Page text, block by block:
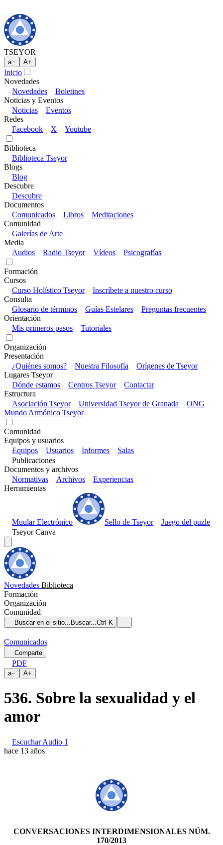
TSEYOR
a− A+
Inicio
Novedades
Novedades
Boletines
Noticias y Eventos
Noticias
Eventos
Redes
Facebook
X Youtube
Biblioteca
Biblioteca Tseyor
Blogs
Blog
Descubre
Descubre
Documentos
Comunicados
Libros
Meditaciones
Comunidad
Galerías de Arte
Media
Audios
Radio Tseyor Vídeos Psicografías
Formación
Cursos
Curso Holístico Tseyor
Inscríbete a nuestro curso
Consulta
Glosario de términos
Guías Estelares
Preguntas frecuentes
Orientación
Mis primeros pasos
Tutoriales
Organización
Presentación
¿Quiénes somos?
Nuestra Filosofía
Orígenes de Tseyor
Lugares Tseyor
Dónde estamos
Centros Tseyor
Contactar
Estructura
Asociación Tseyor
Universidad Tseyor de Granada
ONG
Mundo Armónico Tseyor
Comunidad
Equipos y usuarios
Equipos
Usuarios Informes
Salas
Publicaciones
Documentos y archivos
Normativas
Archivos
Experiencias
Herramientas
Muular Electrónico Sello de Tseyor
Juego del puzle
Tseyor Canva
Novedades Biblioteca
Formación
Organización
Comunidad
Buscar en el sitio... Buscar...Ctrl K
Comunicados
Comparte
PDF
a− A+
536. Sobre la sexualidad y el
amor
Escuchar Audio 1
hace 13 años
CONVERSACIONES INTERDIMENSIONALES NÚM.
170/2013